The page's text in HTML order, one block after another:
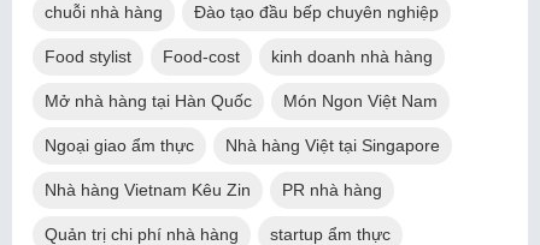
chuỗi nhà hàng Đào tạo đầu bếp chuyên nghiệp
Food stylist Food-cost kinh doanh nhà hàng
Mở nhà hàng tại Hàn Quốc Món Ngon Việt Nam
Ngoại giao ẩm thực Nhà hàng Việt tại Singapore
Nhà hàng Vietnam Kêu Zin PR nhà hàng
Quản trị chi phí nhà hàng startup ẩm thực